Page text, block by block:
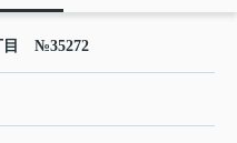
目 №35272